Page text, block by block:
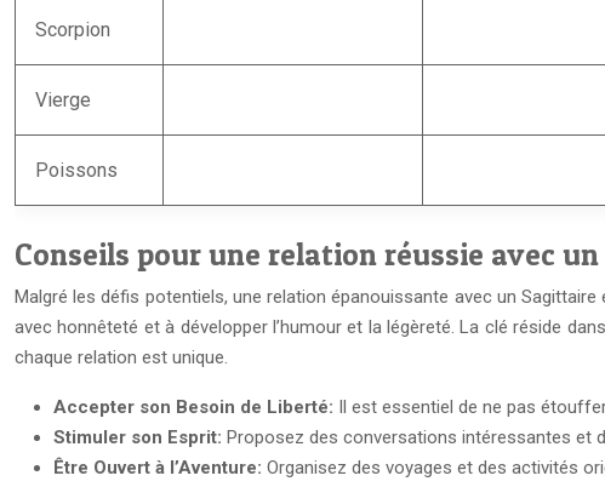
Scorpion
Vierge
Poissons
Conseils pour une relation réussie avec
Malgré les défis potentiels, une relation épanouissante avec un
avec honnêteté et à développer l’humour et la légèreté. La clé réside
chaque relation est unique.
Accepter son Besoin de Liberté: Il est essentiel de ne pas
Stimuler son Esprit: Proposez des conversations intéressantes et
Être Ouvert à l’Aventure: Organisez des voyages et des activités